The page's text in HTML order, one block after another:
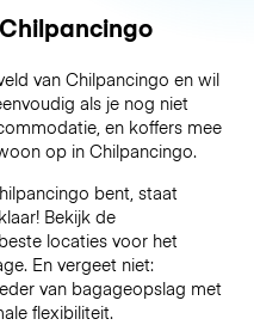
van Chilpancingo en wil
als je nog niet
en koffers mee
op in Chilpancingo.
bent, staat
Bekijk de
locaties voor het
En vergeet niet:
van bagageopslag met
flexibiliteit.